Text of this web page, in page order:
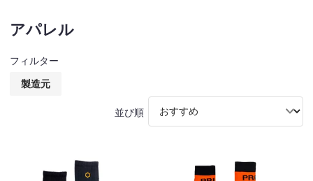
アパレル
フィルター
製造元
並び順